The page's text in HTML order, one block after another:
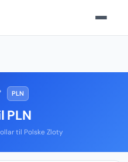
PLN
PLN
til Polske Zloty